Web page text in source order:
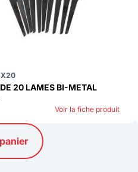
20 LAMES BI-METAL
Voir la fiche produit